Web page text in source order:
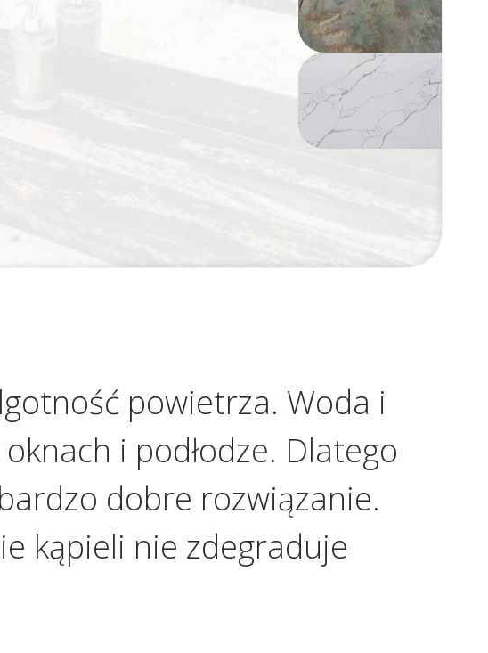
powietrza. Woda i
i podłodze. Dlatego
dobre rozwiązanie.
kąpieli nie zdegraduje